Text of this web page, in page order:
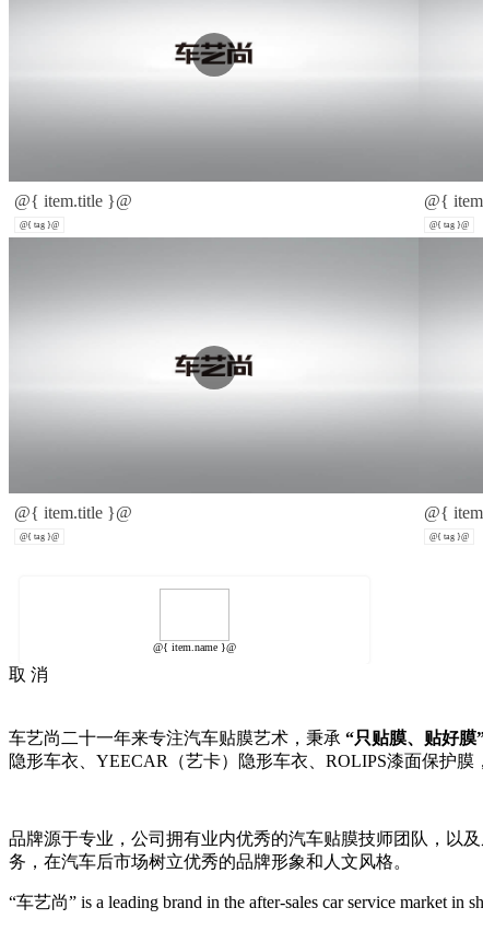
@{ item.title }@
@{ tag }@
@{ item.title }@
@{ tag }@
@{
@{ tag }@
@{
@{ tag }@
@{ item.name }@
取 消
车艺尚二十一年来专注汽车贴膜艺术，秉承 “只贴膜、贴好膜
隐形车衣、YEECAR（艺卡）隐形车衣、ROLIPS漆面保护膜
品牌源于专业，公司拥有业内优秀的汽车贴膜技师团队，以
务，在汽车后市场树立优秀的品牌形象和人文风格。
“车艺尚” is a leading brand in the after-sales car service market in